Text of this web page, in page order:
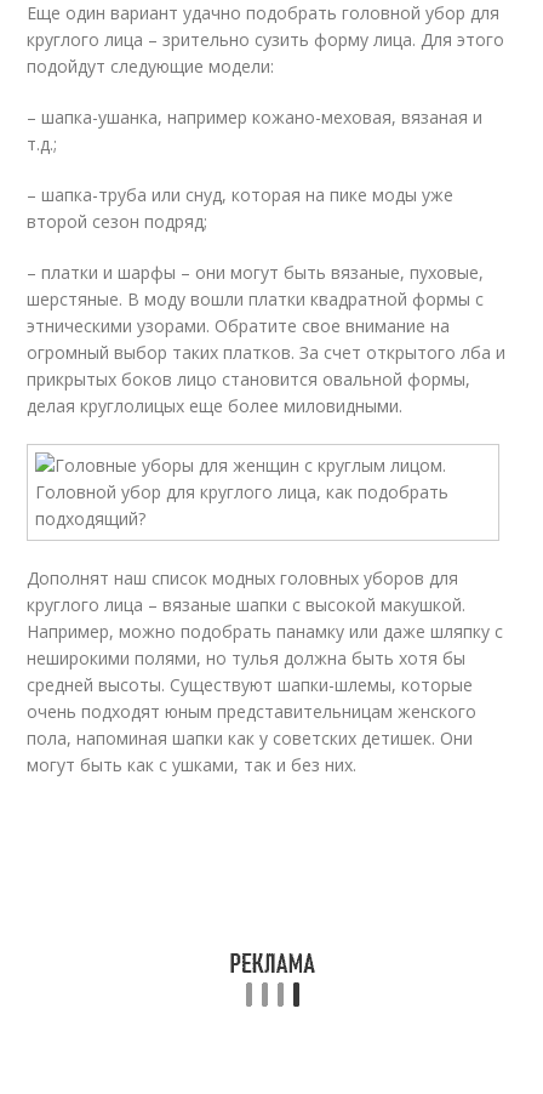
Еще один вариант удачно подобрать головной убор для
круглого лица – зрительно сузить форму лица. Для этого
подойдут следующие модели:
– шапка-ушанка, например кожано-меховая, вязаная и
т.д.;
– шапка-труба или снуд, которая на пике моды уже
второй сезон подряд;
– платки и шарфы – они могут быть вязаные, пуховые,
шерстяные. В моду вошли платки квадратной формы с
этническими узорами. Обратите свое внимание на
огромный выбор таких платков. За счет открытого лба и
прикрытых боков лицо становится овальной формы,
делая круглолицых еще более миловидными.
Дополнят наш список модных головных уборов для
круглого лица – вязаные шапки с высокой макушкой.
Например, можно подобрать панамку или даже шляпку с
неширокими полями, но тулья должна быть хотя бы
средней высоты. Существуют шапки-шлемы, которые
очень подходят юным представительницам женского
пола, напоминая шапки как у советских детишек. Они
могут быть как с ушками, так и без них.